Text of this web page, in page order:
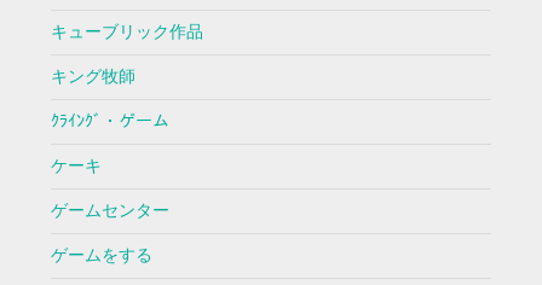
キューブリック作品
キング牧師
ｸﾗｲﾝｸﾞ・ゲーム
ケーキ
ゲームセンター
ゲームをする